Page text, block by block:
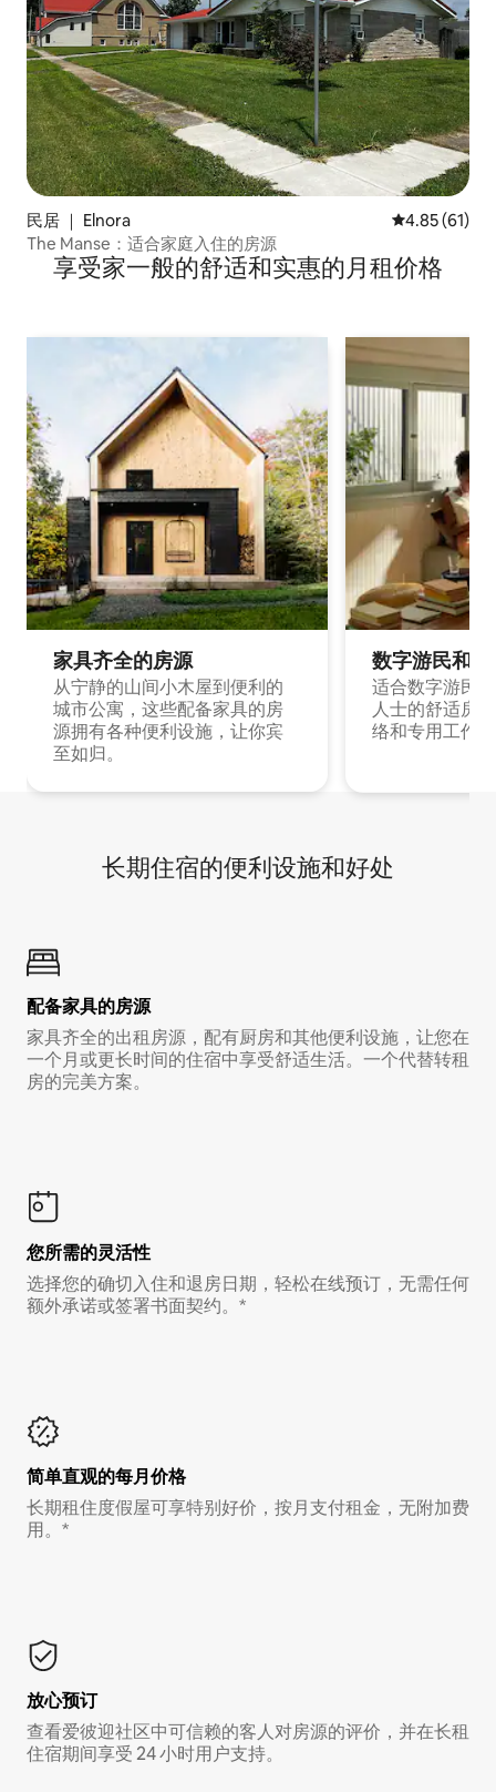
民居 ｜ Elnora 平均评分
4.85 (61)
The Manse：适合家庭入住的房源
享受家一般的舒适和实惠的月租价格
家具齐全的房源
从宁静的山间小木屋到便利的
城市公寓，这些配备家具的房
源拥有各种便利设施，让你宾
至如归。
数字游民和
适合数字游民
人士的舒适房
络和专用工作
长期住宿的便利设施和好处
配备家具的房源
家具齐全的出租房源，配有厨房和其他便利设施，让您在
一个月或更长时间的住宿中享受舒适生活。一个代替转租
房的完美方案。
您所需的灵活性
选择您的确切入住和退房日期，轻松在线预订，无需任何
额外承诺或签署书面契约。*
简单直观的每月价格
长期租住度假屋可享特别好价，按月支付租金，无附加费
用。*
放心预订
查看爱彼迎社区中可信赖的客人对房源的评价，并在长租
住宿期间享受 24 小时用户支持。